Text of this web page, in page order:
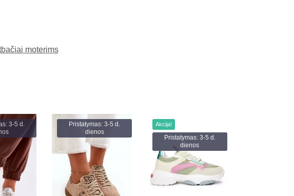
moterims
3-5 d.
Pristatymas: 3-5 d.
dienos
Akcija!
Pristatymas: 3-5 d.
dienos